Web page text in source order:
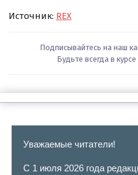
Источник: REX
Подписывайтесь на наш
Будьте всегда в
Уважаемые читатели!
С 1 июля 2026 года